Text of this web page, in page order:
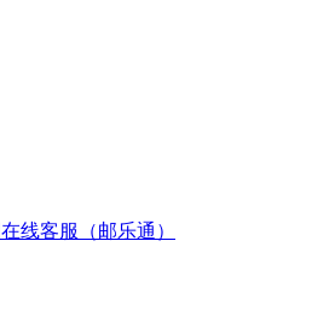
在线客服（邮乐通）